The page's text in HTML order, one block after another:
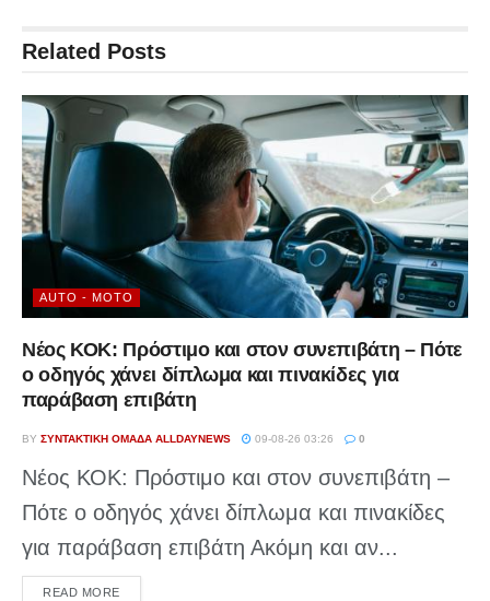
Related Posts
AUTO - MOTO
Νέος ΚΟΚ: Πρόστιμο και στον συνεπιβάτη – Πότε
ο οδηγός χάνει δίπλωμα και πινακίδες για
παράβαση επιβάτη
BY ΣΥΝΤΑΚΤΙΚΉ ΟΜΆΔΑ ALLDAYNEWS 09-08-26 03:26 0
Νέος ΚΟΚ: Πρόστιμο και στον συνεπιβάτη –
Πότε ο οδηγός χάνει δίπλωμα και πινακίδες
για παράβαση επιβάτη Ακόμη και αν...
READ MOREDETAILS